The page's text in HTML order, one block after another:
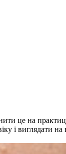
це на
і виглядати на